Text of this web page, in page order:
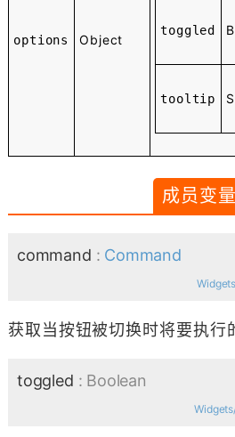
options Object
toggled
tooltip
成员变量
command : Command
获取当按钮被切换时将要执行
toggled : Boolean